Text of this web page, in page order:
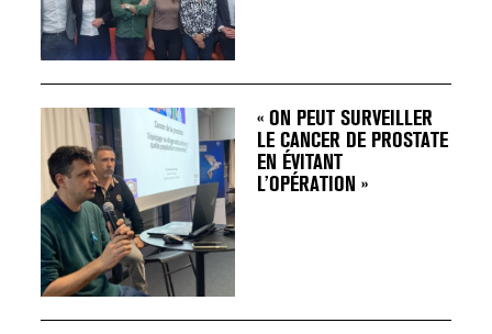
« ON PEUT SURVEILLER
LE CANCER DE PROSTATE
EN ÉVITANT
L’OPÉRATION »
30 mai 2023